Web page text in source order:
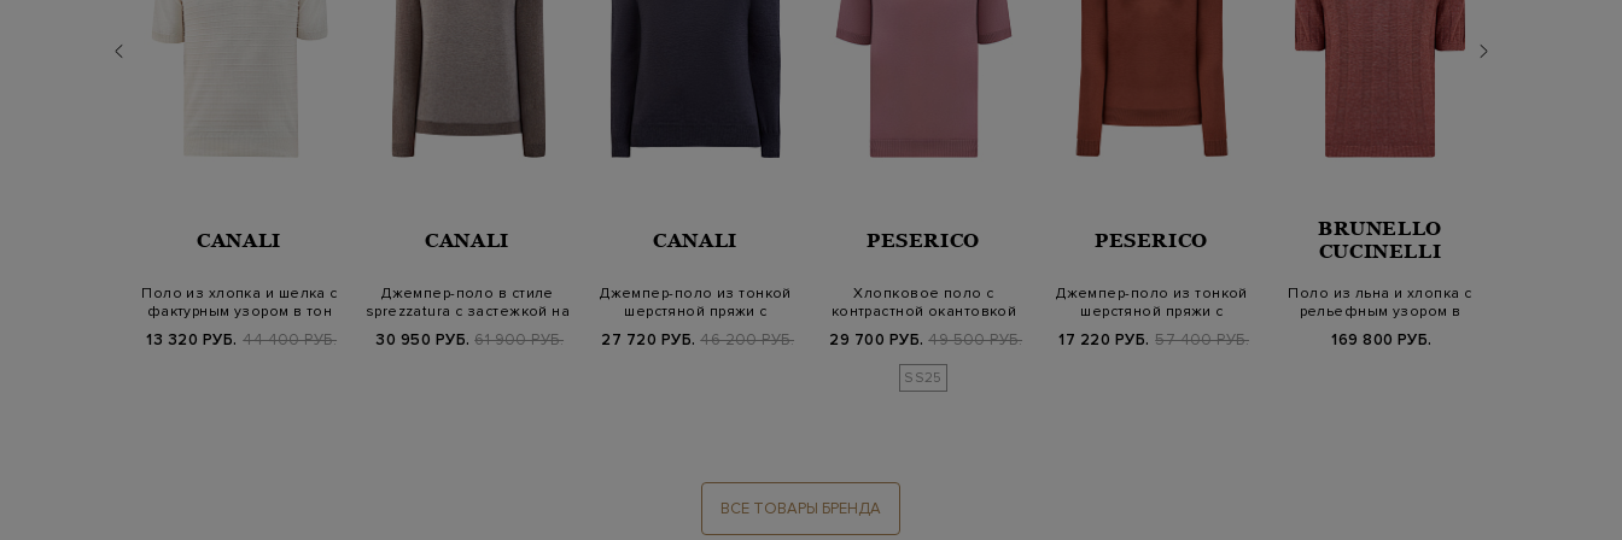
CANALI
Поло из хлопка и шелка с
фактурным узором в тон
13 320 РУБ. 44 400 РУБ.
CANALI
Джемпер-поло в стиле
sprezzatura с застежкой на
30 950 РУБ. 61 900 РУБ.
CANALI
Джемпер-поло из тонкой
шерстяной пряжи с
27 720 РУБ. 46 200 РУБ.
PESERICO
Хлопковое поло с
контрастной окантовкой
29 700 РУБ. 49 500 РУБ.
SS25
PESERICO
Джемпер-поло из тонкой
шерстяной пряжи с
17 220 РУБ. 57 400 РУБ.
BRUNELLO
CUCINELLI
Поло из льна и хлопка с
рельефным узором в
169 800 РУБ.
ВСЕ ТОВАРЫ БРЕНДА